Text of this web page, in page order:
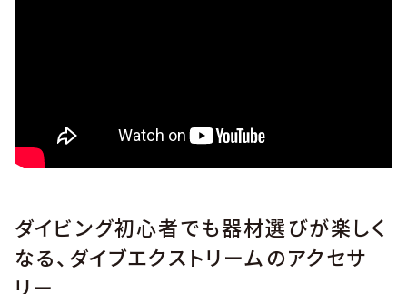
ダイビング初心者でも器材選びが楽しく
なる、ダイブエクストリームのアクセサ
リー